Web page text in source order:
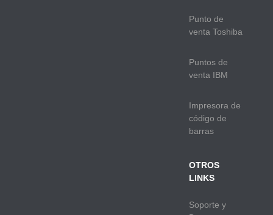
Punto de
venta Toshiba
Puntos de
venta IBM
Impresora de
código de
barras
OTROS
LINKS
Soporte y